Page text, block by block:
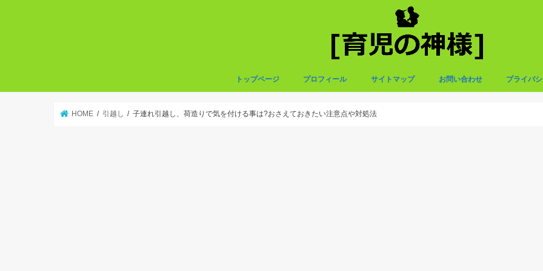
トップページ プロフィール サイトマップ お問い合わせ プライバ
HOME 引越し 子連れ引越し、荷造りで気を付ける事は?おさえておきたい注意点や対処法